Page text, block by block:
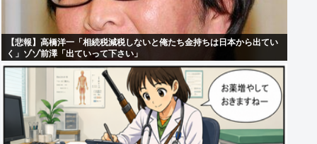
【悲報】高橋洋一「相続税減税しないと俺たち金持ちは日本から出てい
く」ゾゾ前澤「出ていって下さい」